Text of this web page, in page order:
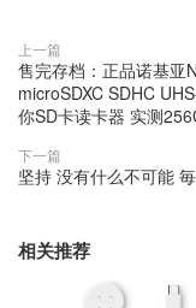
上一篇
售完存档：正品诺基亚
microSDXC SDHC
你SD卡读卡器 实测
下一篇
坚持 没有什么不可能
相关推荐